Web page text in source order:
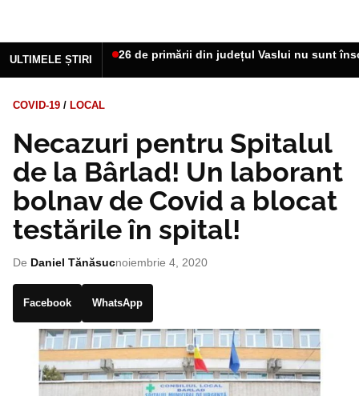
ULTIMELE ȘTIRI 26 de primării din județul Vaslui nu sunt
COVID-19 / LOCAL
Necazuri pentru Spitalul
de la Bârlad! Un laborant
bolnav de Covid a blocat
testările în spital!
De Daniel Tănăsucnoiembrie 4, 2020
Facebook WhatsApp